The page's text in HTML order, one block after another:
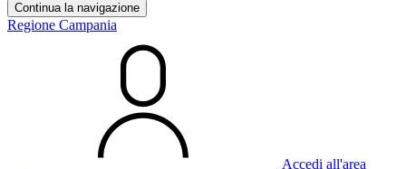
Continua la navigazione
Regione Campania
Accedi all'area